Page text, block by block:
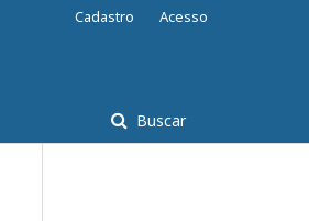
Buscar
Cadastro Acesso